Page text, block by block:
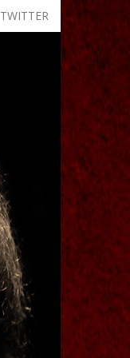
TWITTER